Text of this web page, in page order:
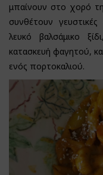
μπαίνουν στο χορό
συνθέτουν
λευκό βαλσάμικο
κατασκευή φαγητού,
ενός πορτοκαλιού.